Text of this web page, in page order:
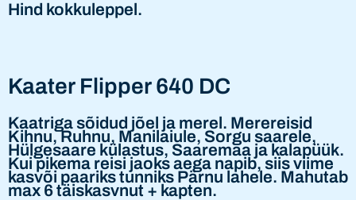
Hind kokkuleppel.
Kaater Flipper 640 DC
Kaatriga sõidud jõel ja merel. Merereisid
Kihnu, Ruhnu, Manilaiule, Sorgu saarele,
Hülgesaare külastus, Saaremaa ja kalapüük.
Kui pikema reisi jaoks aega napib, siis viime
kasvõi paariks tunniks Pärnu lahele. Mahutab
max 6 täiskasvnut + kapten.